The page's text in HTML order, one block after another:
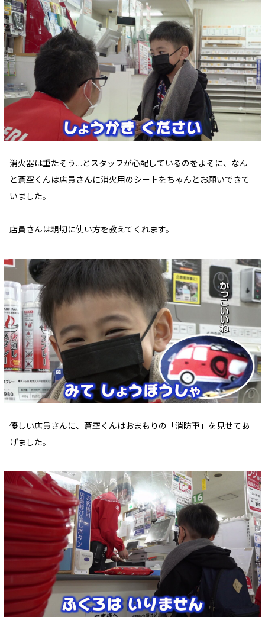
消火器は重たそう…とスタッフが心配しているのをよそに、なん
と蒼空くんは店員さんに消火用のシートをちゃんとお願いできて
いました。
店員さんは親切に使い方を教えてくれます。
優しい店員さんに、蒼空くんはおまもりの「消防車」を見せてあ
げました。